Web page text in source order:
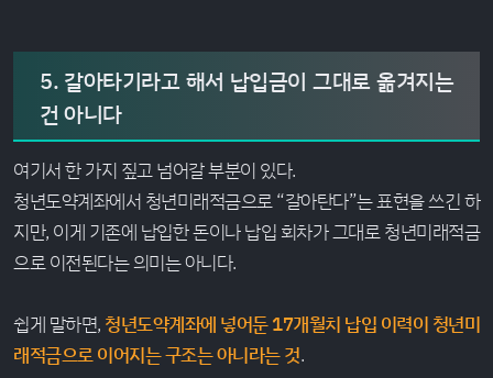
5. 갈아타기라고 해서 납입금이 그대로 옮겨지는
건 아니다
여기서 한 가지 짚고 넘어갈 부분이 있다.
청년도약계좌에서 청년미래적금으로 “갈아탄다”는 표현을 쓰긴 하
지만, 이게 기존에 납입한 돈이나 납입 회차가 그대로 청년미래적금
으로 이전된다는 의미는 아니다.
쉽게 말하면, 청년도약계좌에 넣어둔 17개월치 납입 이력이 청년미
래적금으로 이어지는 구조는 아니라는 것.